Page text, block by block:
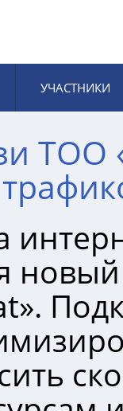
УЧАСТНИКИ
ТОО